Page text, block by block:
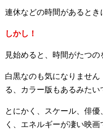
連休などの時間があるとき
しかし！
見始めると、時間がたつの
白黒なのも気になりませ
る、カラー版もあるみたい
とにかく、スケール、俳
く、エネルギーが凄い映画